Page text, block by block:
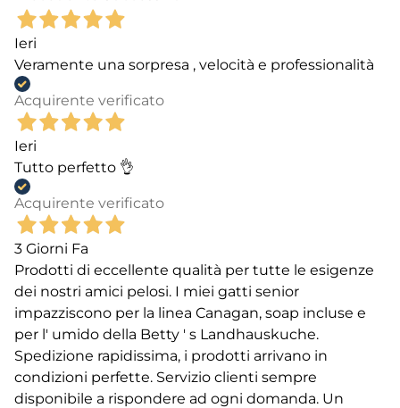
Ieri
Veramente una sorpresa , velocità e professionalità
Acquirente verificato
Ieri
Tutto perfetto 👌
Acquirente verificato
3 Giorni Fa
Prodotti di eccellente qualità per tutte le esigenze
dei nostri amici pelosi. I miei gatti senior
impazziscono per la linea Canagan, soap incluse e
per l' umido della Betty ' s Landhauskuche.
Spedizione rapidissima, i prodotti arrivano in
condizioni perfette. Servizio clienti sempre
disponibile a rispondere ad ogni domanda. Un